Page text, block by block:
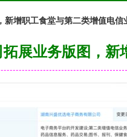
新增职工食堂与第二类增值电信
展业务版图，